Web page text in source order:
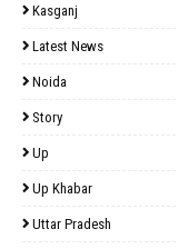
Kasganj
Latest News
Noida
Story
Up
Up Khabar
Uttar Pradesh